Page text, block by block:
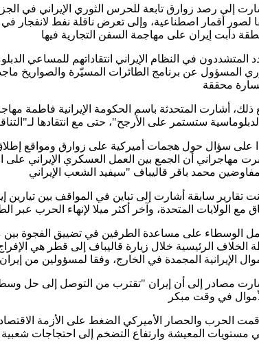
إلى رصد زوارق تابعة للحرس الثوري الإيراني في
لصور أقمار اصطناعية، وإلى تعرض ناقلة نفط لانفجار
المتشددون في النظام الإيراني انتقاداتهم للمساعي
المسؤول عن برنامج الطائرات المسيّرة والصواريخ
ذلك، أشارت المتحدثة باسم الحكومة الإيرانية فاطمة
على سؤال حول هجمات أميركية على زوارق ومواقع إطلاق
مهاجراني أن الجمع بين العمل العسكري الإيراني على
تقارير سابقة أشارت إلى تباين في المواقف بين تيارين
الوسطاء على مساعدة الطرفين في تضييق الفجوة
مصادر إلى أن إيران "تقترب من التوصل إلى حل
الحرب والحصار الأميركي الضغط على الأزمة